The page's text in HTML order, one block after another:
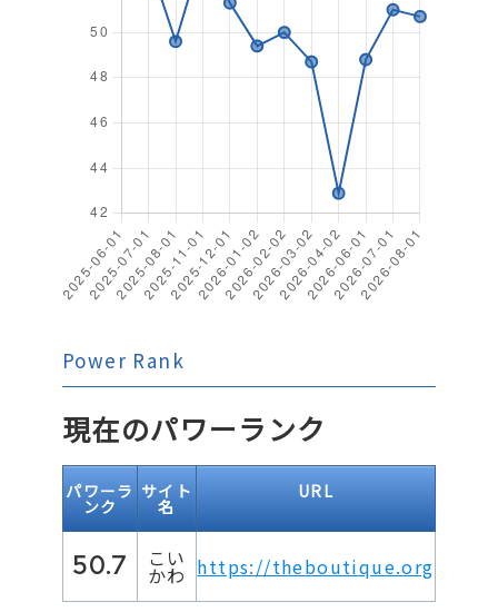
Power Rank
現在のパワーランク
パワーラ
ンク
サイト
名
URL
50.7 こい
かわ https://theboutique.org